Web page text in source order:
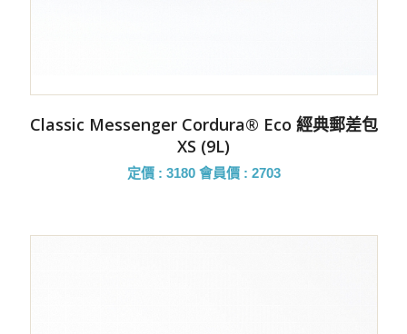
Classic Messenger Cordura® Eco 經典郵差包
XS (9L)
定價 : 3180 會員價 : 2703